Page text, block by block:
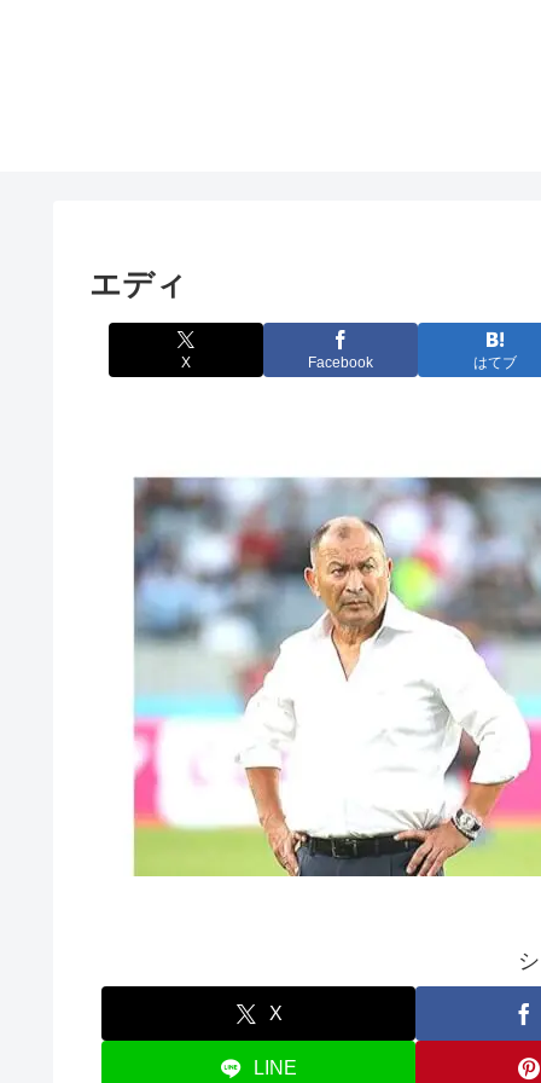
エディ
X Facebook はてブ
X
LINE